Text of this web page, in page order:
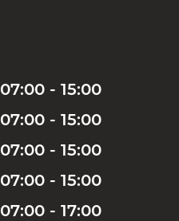
07:00 - 15:00
07:00 - 15:00
07:00 - 15:00
07:00 - 15:00
07:00 - 17:00